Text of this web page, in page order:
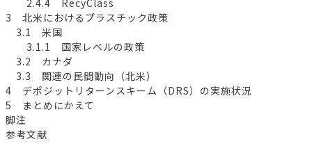
2.4.4 RecyClass
3 北米におけるプラスチック政策
3.1 米国
3.1.1 国家レベルの政策
3.2 カナダ
3.3 関連の民間動向（北米）
4 デポジットリターンスキーム（DRS）の実施状況
5 まとめにかえて
脚注
参考文献